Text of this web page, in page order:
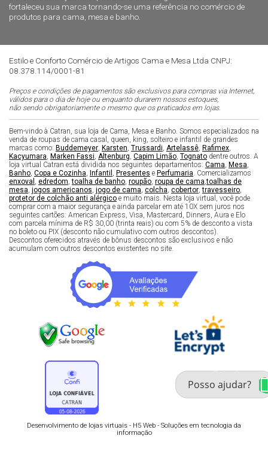
fortaleceu sua marca tornando-se uma referência no comércio de
produtos para cama, mesa e banho.
Estilo e Conforto Comércio de Artigos Cama e Mesa Ltda CNPJ:
08.378.114/0001-81
Preços e condições de pagamentos são exclusivos para compras via Internet,
válidos para o dia de hoje ou enquanto durarem nossos estoques,
não sendo obrigatoriamente o mesmo que os praticados em lojas.
Bem-vindo à Catran, sua loja de Cama, Mesa e Banho. Somos especializados na
venda de roupas de cama casal, queen, king, solteiro e infantil de grandes
marcas como: Buddemeyer, Karsten, Trussardi, Artelassê, Rafimex,
Kacyumara, Marken Fassi, Altenburg, Capim Limão, Tognato dentre outros. A
loja virtual Catran está dividida nos seguintes departamentos: Cama, Mesa,
Banho, Copa e Cozinha, Infantil , Presentes e Perfumaria. Comercializamos
enxoval , edredom,toalha de banho, roupão, roupa de cama,toalhas de
mesa, jogos americanos, jogo de cama, colcha, cobertor,travesseiro,
protetor de colchão anti alérgico e muito mais. Nesta loja virtual, você pode
comprar com a maior segurança e ainda parcelar em até 10X sem juros nos
seguintes cartões: American Express, Visa, Mastercard, Dinners, Aura e Elo
com parcela mínima de R$ 30,00 (trinta reais) ou com 5% de desconto a vista
no boleto ou PIX (desconto não cumulativo com outros descontos).
Descontos oferecidos através de bônus descontos são exclusivos e não
acumulam com outros descontos existentes no site.
Desenvolvimento de lojas virtuais - H5 Web - Soluções em tecnologia da
informação
Fale com um especialista
enxoval